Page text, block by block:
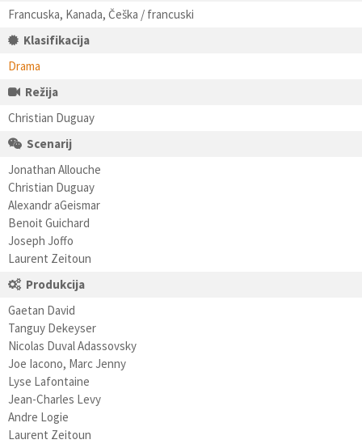
Francuska, Kanada, Češka / francuski
Klasifikacija
Drama
Režija
Christian Duguay
Scenarij
Jonathan Allouche
Christian Duguay
Alexandr aGeismar
Benoit Guichard
Joseph Joffo
Laurent Zeitoun
Produkcija
Gaetan David
Tanguy Dekeyser
Nicolas Duval Adassovsky
Joe Iacono, Marc Jenny
Lyse Lafontaine
Jean-Charles Levy
Andre Logie
Laurent Zeitoun